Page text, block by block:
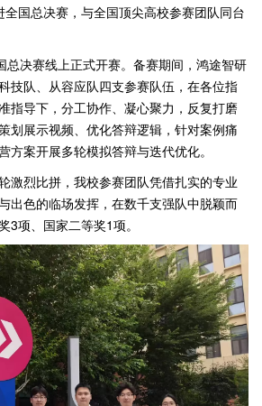
国总决赛，与全国顶尖高校参赛团队同台
决赛线上正式开赛。备赛期间，鸿途智研
技队、从容应队四支参赛队伍，在各位指
指导下，分工协作、凝心聚力，反复打磨
划展示视频、优化答辩逻辑，针对案例痛
方案开展多轮模拟答辩与迭代优化。
激烈比拼，我校参赛团队凭借扎实的专业
出色的临场发挥，在数千支强队中脱颖而
3项、国家二等奖1项。